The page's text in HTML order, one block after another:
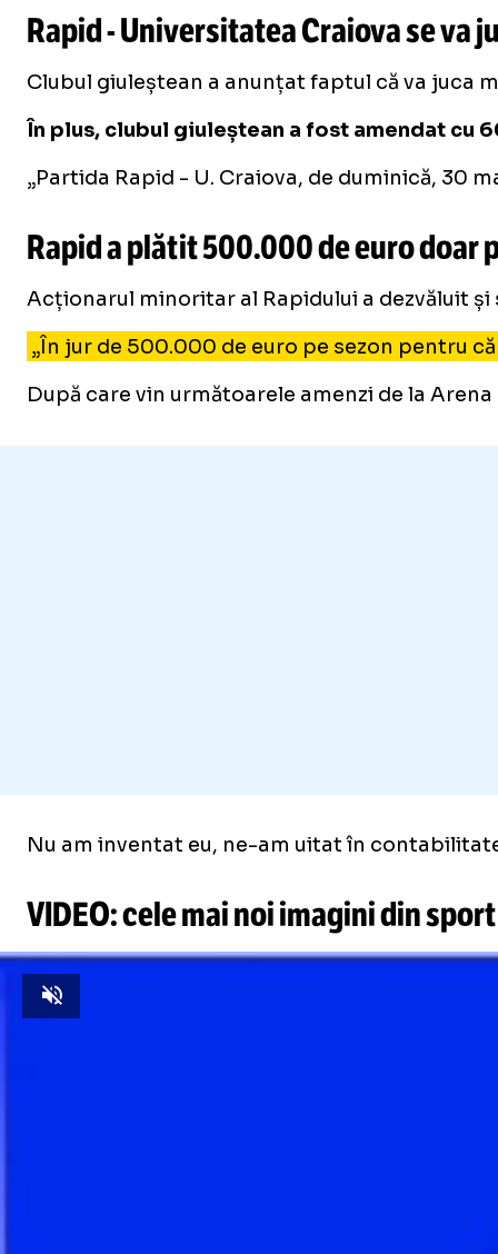
Rapid - Universitatea Craiova se va
Clubul giuleștean a anunțat faptul că va juca
În plus, clubul giuleștean a fost amendat cu
„Partida Rapid - U. Craiova, de duminică, 30
Rapid a plătit 500.000 de euro doar
Acționarul minoritar al Rapidului a dezvăluit
„În jur de 500.000 de euro pe sezon pentru
După care vin următoarele amenzi de la
Nu am inventat eu, ne-am uitat în
VIDEO: cele mai noi imagini din sport
Unmute